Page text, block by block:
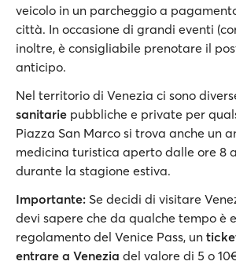
veicolo in un parcheggio a
città. In occasione di grandi eventi
inoltre, è consigliabile prenotare il
anticipo.
Nel territorio di Venezia ci sono
sanitarie pubbliche e private per
Piazza San Marco si trova anche un
medicina turistica aperto dalle ore 8
durante la stagione estiva.
Importante: Se decidi di visitare
devi sapere che da qualche tempo è
regolamento del Venice Pass, un
entrare a Venezia del valore di 5 o